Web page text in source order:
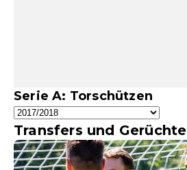
Serie A: Torschützen
Transfers und Gerüchte